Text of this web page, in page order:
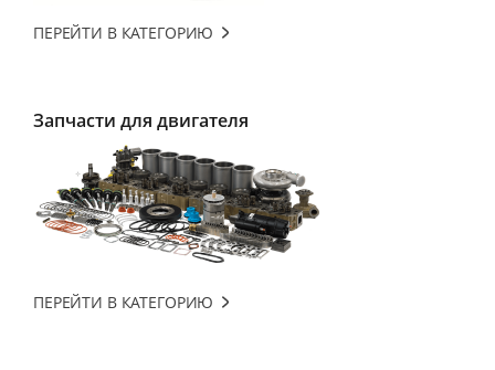
ПЕРЕЙТИ В КАТЕГОРИЮ
Запчасти для двигателя
ПЕРЕЙТИ В КАТЕГОРИЮ